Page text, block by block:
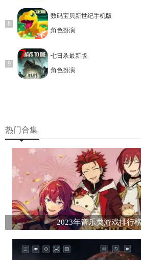
数码宝贝新世纪手机版
角色扮演
七日杀最新版
角色扮演
热门合集
2023年音乐类游戏排行